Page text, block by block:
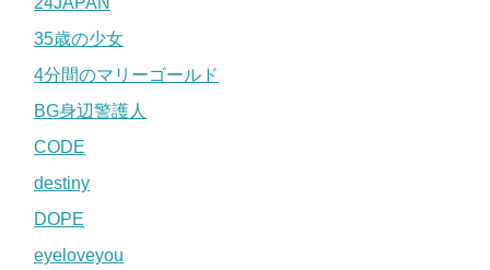
35歳の少女
4分間のマリーゴールド
BG身辺警護人
CODE
destiny
DOPE
eyeloveyou